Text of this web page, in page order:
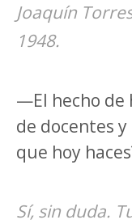
Joaquín
1948.
—El hecho de
de docentes
que hoy
Sí, sin duda.